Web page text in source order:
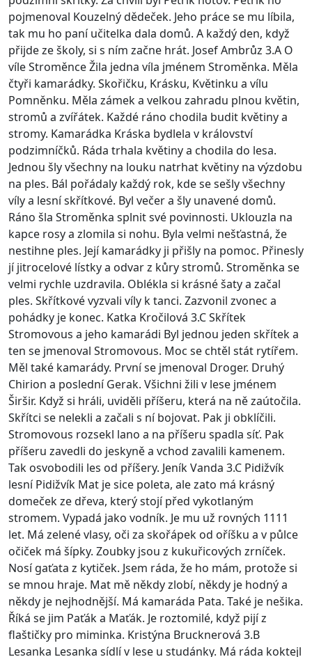
pojmenoval Kouzelný dědeček. Jeho práce se mu líbila,
tak mu ho paní učitelka dala domů. A každý den, když
přijde ze školy, si s ním začne hrát. Josef Ambrůz 3.A O
víle Stroměnce Žila jedna víla jménem Stroměnka. Měla
čtyři kamarádky. Skořičku, Krásku, Květinku a vílu
Pomněnku. Měla zámek a velkou zahradu plnou květin,
stromů a zvířátek. Každé ráno chodila budit květiny a
stromy. Kamarádka Kráska bydlela v království
podzimníčků. Ráda trhala květiny a chodila do lesa.
Jednou šly všechny na louku natrhat květiny na výzdobu
na ples. Bál pořádaly každý rok, kde se sešly všechny
víly a lesní skřítkové. Byl večer a šly unavené domů.
Ráno šla Stroměnka splnit své povinnosti. Uklouzla na
kapce rosy a zlomila si nohu. Byla velmi nešťastná, že
nestihne ples. Její kamarádky ji přišly na pomoc. Přinesly
jí jitrocelové lístky a odvar z kůry stromů. Stroměnka se
velmi rychle uzdravila. Oblékla si krásné šaty a začal
ples. Skřítkové vyzvali víly k tanci. Zazvonil zvonec a
pohádky je konec. Katka Kročilová 3.C Skřítek
Stromovous a jeho kamarádi Byl jednou jeden skřítek a
ten se jmenoval Stromovous. Moc se chtěl stát rytířem.
Měl také kamarády. První se jmenoval Droger. Druhý
Chirion a poslední Gerak. Všichni žili v lese jménem
Širšir. Když si hráli, uviděli příšeru, která na ně zaútočila.
Skřítci se nelekli a začali s ní bojovat. Pak ji obklíčili.
Stromovous rozsekl lano a na příšeru spadla síť. Pak
příšeru zavedli do jeskyně a vchod zavalili kamenem.
Tak osvobodili les od příšery. Jeník Vanda 3.C Pidižvík
lesní Pidižvík Mat je sice poleta, ale zato má krásný
domeček ze dřeva, který stojí před vykotlaným
stromem. Vypadá jako vodník. Je mu už rovných 1111
let. Má zelené vlasy, oči za skořápek od oříšku a v půlce
očiček má šípky. Zoubky jsou z kukuřicových zrníček.
Nosí gaťata z kytiček. Jsem ráda, že ho mám, protože si
se mnou hraje. Mat mě někdy zlobí, někdy je hodný a
někdy je nejhodnější. Má kamaráda Pata. Také je nešika.
Říká se jim Paťák a Maťák. Je roztomilé, když pijí z
flaštičky pro miminka. Kristýna Brucknerová 3.B
Lesanka Lesanka sídlí v lese u studánky. Má ráda koktejl